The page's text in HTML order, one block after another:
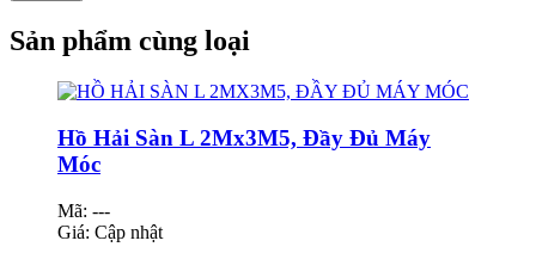
Sản phẩm cùng loại
Hồ Hải Sàn L 2Mx3M5, Đầy Đủ Máy
Móc
Mã: ---
Giá: Cập nhật